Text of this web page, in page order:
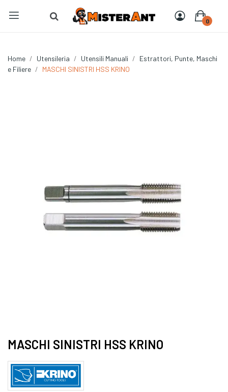
0
Home Utensileria Utensili Manuali
Estrattori, Punte, Maschi
e Filiere
MASCHI SINISTRI HSS KRINO
MASCHI SINISTRI HSS KRINO